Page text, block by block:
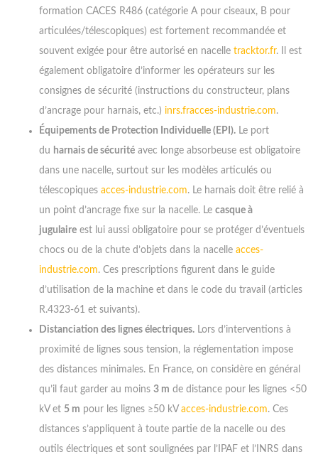
formation CACES R486 (catégorie A pour ciseaux, B pour
articulées/télescopiques) est fortement recommandée et
souvent exigée pour être autorisé en nacelle tracktor.fr. Il est
également obligatoire d’informer les opérateurs sur les
consignes de sécurité (instructions du constructeur, plans
d’ancrage pour harnais, etc.) inrs.fracces-industrie.com.
Équipements de Protection Individuelle (EPI). Le port
du harnais de sécurité avec longe absorbeuse est obligatoire
dans une nacelle, surtout sur les modèles articulés ou
télescopiques acces-industrie.com. Le harnais doit être relié à
un point d’ancrage fixe sur la nacelle. Le casque à
jugulaire est lui aussi obligatoire pour se protéger d’éventuels
chocs ou de la chute d’objets dans la nacelle acces-
industrie.com. Ces prescriptions figurent dans le guide
d’utilisation de la machine et dans le code du travail (articles
R.4323-61 et suivants).
Distanciation des lignes électriques. Lors d’interventions à
proximité de lignes sous tension, la réglementation impose
des distances minimales. En France, on considère en général
qu’il faut garder au moins 3 m de distance pour les lignes <50
kV et 5 m pour les lignes ≥50 kV acces-industrie.com. Ces
distances s’appliquent à toute partie de la nacelle ou des
outils électriques et sont soulignées par l’IPAF et l’INRS dans